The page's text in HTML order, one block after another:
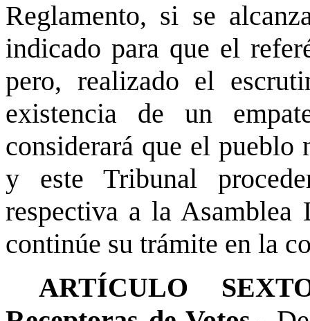
Reglamento, si se
indicado para que el
pero, realizado el
existencia de un
considerará que el pueblo
y este Tribunal
respectiva a la Asamblea
continúe su trámite en la
ARTÍCULO